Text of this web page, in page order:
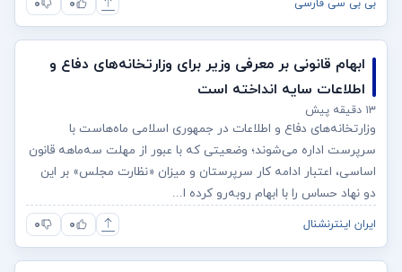
بی بی سی فارسی ۰ ۰
ابهام قانونی بر معرفی وزیر برای وزارتخانه‌های دفاع و
اطلاعات سایه انداخته است
۱۳ دقیقه پیش
وزارتخانه‌های دفاع و اطلاعات در جمهوری اسلامی ماه‌هاست با
سرپرست اداره می‌شوند؛ وضعیتی که با عبور از مهلت سه‌ماهه قانون
اساسی، اعتبار ادامه کار سرپرستان و میزان «نظارت مجلس» بر این
دو نهاد حساس را با ابهام روبه‌رو کرده ا...
ایران اینترنشنال ۰ ۰